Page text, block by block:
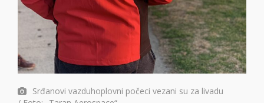
Srđanovi vazduhoplovni počeci vezani su za livadu